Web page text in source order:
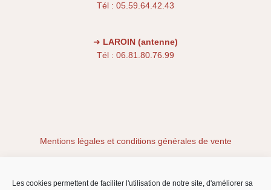
Les cookies permettent de faciliter l'utilisation de notre site, d'améliorer sa
Tél : 05.59.64.42.43
➜ LAROIN (antenne)
Tél : 06.81.80.76.99
Mentions légales et conditions générales de vente